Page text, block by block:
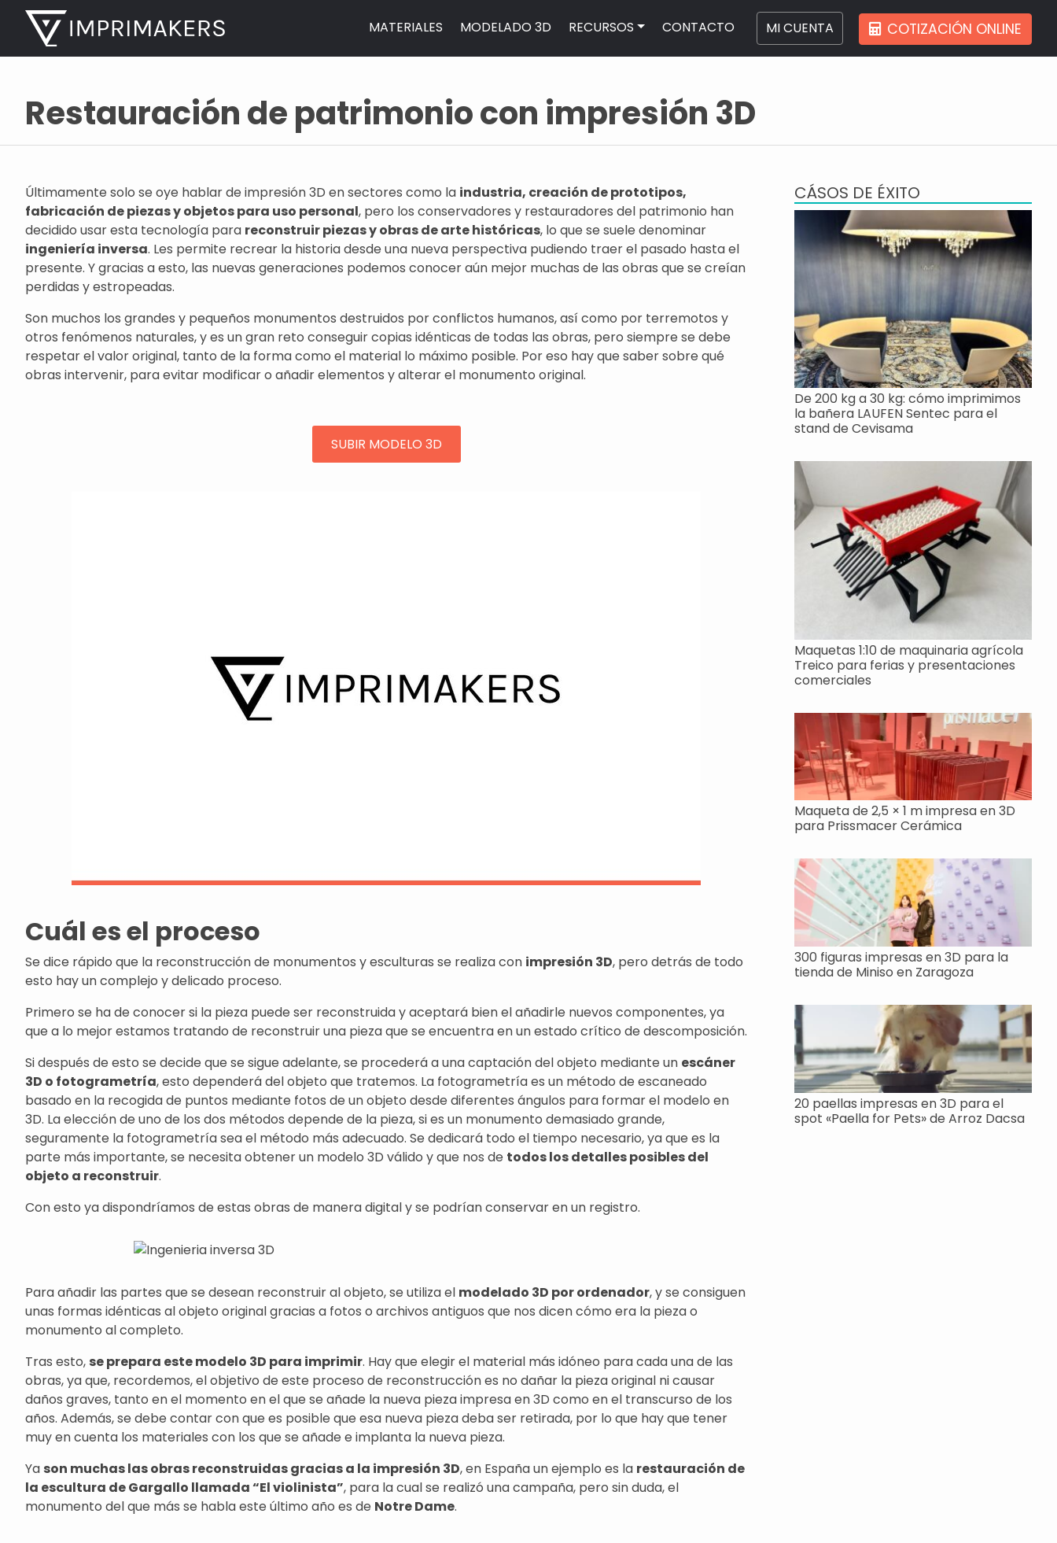
MATERIALES MODELADO 3D RECURSOS CONTACTO MI CUENTA COTIZACIÓN ONLINE
Restauración de patrimonio con impresión 3D
Últimamente solo se oye hablar de impresión 3D en sectores como la industria, creación de prototipos,
fabricación de piezas y objetos para uso personal, pero los conservadores y restauradores del patrimonio han
decidido usar esta tecnología para reconstruir piezas y obras de arte históricas, lo que se suele denominar
ingeniería inversa. Les permite recrear la historia desde una nueva perspectiva pudiendo traer el pasado hasta el
presente. Y gracias a esto, las nuevas generaciones podemos conocer aún mejor muchas de las obras que se creían
perdidas y estropeadas.
Son muchos los grandes y pequeños monumentos destruidos por conflictos humanos, así como por terremotos y
otros fenómenos naturales, y es un gran reto conseguir copias idénticas de todas las obras, pero siempre se debe
respetar el valor original, tanto de la forma como el material lo máximo posible. Por eso hay que saber sobre qué
obras intervenir, para evitar modificar o añadir elementos y alterar el monumento original.
SUBIR MODELO 3D
Cuál es el proceso
Se dice rápido que la reconstrucción de monumentos y esculturas se realiza con impresión 3D, pero detrás de todo
esto hay un complejo y delicado proceso.
Primero se ha de conocer si la pieza puede ser reconstruida y aceptará bien el añadirle nuevos componentes, ya
que a lo mejor estamos tratando de reconstruir una pieza que se encuentra en un estado crítico de descomposición.
Si después de esto se decide que se sigue adelante, se procederá a una captación del objeto mediante un escáner
3D o fotogrametría, esto dependerá del objeto que tratemos. La fotogrametría es un método de escaneado
basado en la recogida de puntos mediante fotos de un objeto desde diferentes ángulos para formar el modelo en
3D. La elección de uno de los dos métodos depende de la pieza, si es un monumento demasiado grande,
seguramente la fotogrametría sea el método más adecuado. Se dedicará todo el tiempo necesario, ya que es la
parte más importante, se necesita obtener un modelo 3D válido y que nos de todos los detalles posibles del
objeto a reconstruir.
Con esto ya dispondríamos de estas obras de manera digital y se podrían conservar en un registro.
Para añadir las partes que se desean reconstruir al objeto, se utiliza el modelado 3D por ordenador, y se consiguen
unas formas idénticas al objeto original gracias a fotos o archivos antiguos que nos dicen cómo era la pieza o
monumento al completo.
Tras esto, se prepara este modelo 3D para imprimir. Hay que elegir el material más idóneo para cada una de las
obras, ya que, recordemos, el objetivo de este proceso de reconstrucción es no dañar la pieza original ni causar
daños graves, tanto en el momento en el que se añade la nueva pieza impresa en 3D como en el transcurso de los
años. Además, se debe contar con que es posible que esa nueva pieza deba ser retirada, por lo que hay que tener
muy en cuenta los materiales con los que se añade e implanta la nueva pieza.
Ya son muchas las obras reconstruidas gracias a la impresión 3D, en España un ejemplo es la restauración de
la escultura de Gargallo llamada “El violinista”, para la cual se realizó una campaña, pero sin duda, el
monumento del que más se habla este último año es de Notre Dame.
CÁSOS DE ÉXITO
De 200 kg a 30 kg: cómo imprimimos
la bañera LAUFEN Sentec para el
stand de Cevisama
Maquetas 1:10 de maquinaria agrícola
Treico para ferias y presentaciones
comerciales
Maqueta de 2,5 × 1 m impresa en 3D
para Prissmacer Cerámica
300 figuras impresas en 3D para la
tienda de Miniso en Zaragoza
20 paellas impresas en 3D para el
spot «Paella for Pets» de Arroz Dacsa